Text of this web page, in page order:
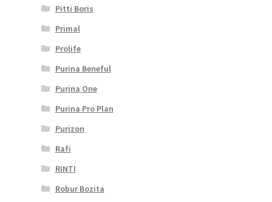
Pitti Boris
Primal
Prolife
Purina Beneful
Purina One
Purina Pro Plan
Purizon
Rafi
RINTI
Robur Bozita